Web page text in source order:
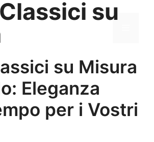
su
su Misura
Eleganza
per i Vostri